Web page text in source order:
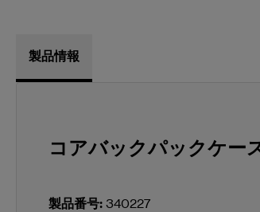
製品情報
コアバックパックケー
製品番号: 340227